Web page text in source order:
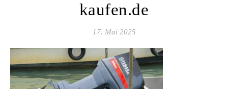
kaufen.de
17. Mai 2025